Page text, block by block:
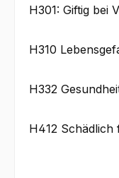
H301: Giftig bei
H310
H332
H412 Schädlich